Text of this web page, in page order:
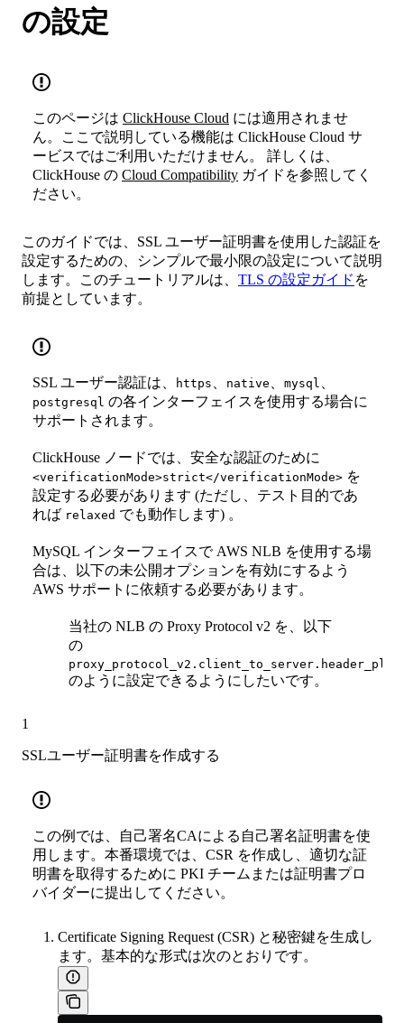
の設定
このページは ClickHouse Cloud には適用されませ
ん。ここで説明している機能は ClickHouse Cloud サ
ービスではご利用いただけません。 詳しくは、
ClickHouse の Cloud Compatibility ガイドを参照してく
ださい。
このガイドでは、SSL ユーザー証明書を使用した認証を
設定するための、シンプルで最小限の設定について説明
します。このチュートリアルは、 TLS の設定ガイド を
前提としています。
SSL ユーザー認証は、 https native mysql
postgresql の各インターフェイスを使用する場合に
サポートされます。
ClickHouse ノードでは、安全な認証のために
<verificationMode>strict</verificationMode> を
設定する必要があります (ただし、テスト目的であ
れば relaxed でも動作します) 。
MySQL インターフェイスで AWS NLB を使用する場
合は、以下の未公開オプションを有効にするよう
AWS サポートに依頼する必要があります。
当社の NLB の Proxy Protocol v2 を、以下
の
のように設定できるようにしたいです。
1
SSLユーザー証明書を作成する
この例では、自己署名CAによる自己署名証明書を使
用します。本番環境では、CSR を作成し、適切な証
明書を取得するために PKI チームまたは証明書プロ
バイダーに提出してください。
Certificate Signing Request (CSR) と秘密鍵を生成し
ます。基本的な形式は次のとおりです。